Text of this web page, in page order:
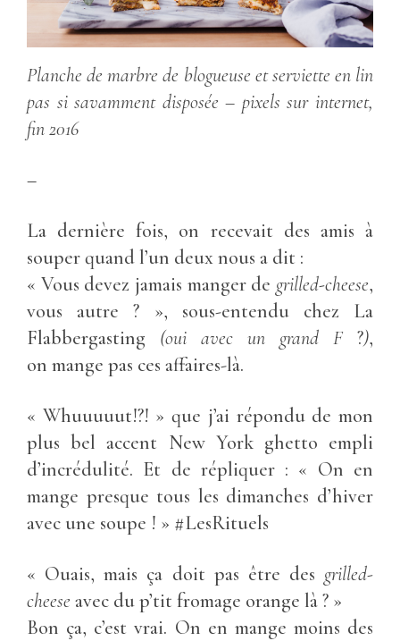
Planche de marbre de blogueuse et serviette en lin
pas si savamment disposée – pixels sur internet,
fin 2016
–
La dernière fois, on recevait des amis à
souper quand l’un deux nous a dit :
« Vous devez jamais manger de grilled-cheese,
vous autre ? », sous-entendu chez La
Flabbergasting (oui avec un grand F?),
on mange pas ces affaires-là.
« Whuuuuut!?! » que j’ai répondu de mon
plus bel accent New York ghetto empli
d’incrédulité. Et de répliquer : « On en
mange presque tous les dimanches d’hiver
avec une soupe ! » #LesRituels
« Ouais, mais ça doit pas être des grilled-
cheese avec du p’tit fromage orange là ? »
Bon ça, c’est vrai. On en mange moins des